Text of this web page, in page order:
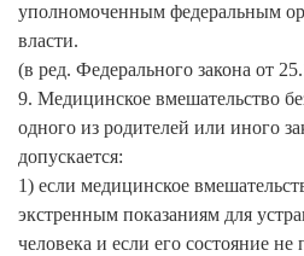
уполномоченным федеральным
власти.
(в ред. Федерального закона от
9. Медицинское вмешательство
одного из родителей или иного
допускается:
1) если медицинское
экстренным показаниям для
человека и если его состояние